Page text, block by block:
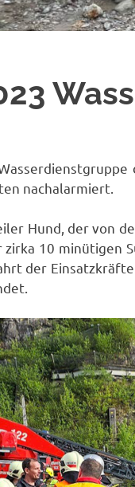
nachalarmiert.
Hund, der von
zirka 10 minütigen
der